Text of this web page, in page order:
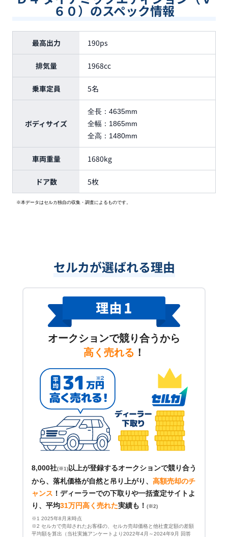
６０）のスペック情報
最高出力 190ps
排気量 1968cc
乗車定員 5名
ボディサイズ
全長： 4635mm
全幅： 1865mm
全高： 1480mm
車両重量 1680kg
ドア数 5枚
※本データはセルカ独自の収集・調査によるものです。
セルカが選ばれる理由
オークションで競り合うから
高く売れる ！
8,000社(※1) 以上が登録するオークションで競り合う
から、落札価格が自然と吊り上がり、 高額売却のチ
ャンス ！ ディーラーでの下取りや一括査定サイトよ
り、平均31万円高く売れた実績も！ (※2)
※1 2025年8月末時点
※2 セルカで売却されたお客様の、セルカ売却価格と他社査定額の差額
平均額を算出（当社実施アンケートより2022年4月～2024年9月 回答